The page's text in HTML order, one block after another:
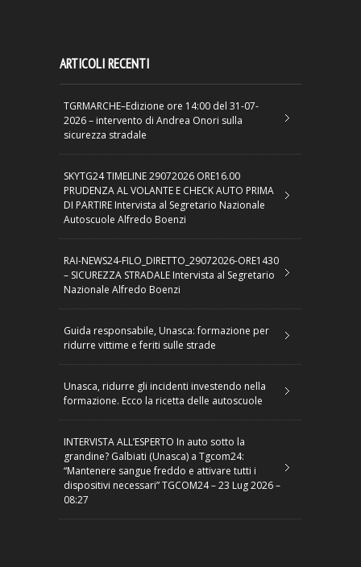
ARTICOLI RECENTI
TGRMARCHE–Edizione ore 14:00 del 31-07-
2026 – intervento di Andrea Onori sulla
sicurezza stradale
SKYTG24 TIMELINE 29072026 ORE16.00
PRUDENZA AL VOLANTE E CHECK AUTO PRIMA
DI PARTIRE Intervista al Segretario Nazionale
Autoscuole Alfredo Boenzi
RAI-NEWS24-FILO_DIRETTO_29072026-ORE1430
– SICUREZZA STRADALE Intervista al Segretario
Nazionale Alfredo Boenzi
Guida responsabile, Unasca: formazione per
ridurre vittime e feriti sulle strade
Unasca, ridurre gli incidenti investendo nella
formazione. Ecco la ricetta delle autoscuole
INTERVISTA ALL’ESPERTO In auto sotto la
grandine? Galbiati (Unasca) a Tgcom24:
“Mantenere sangue freddo e attivare tutti i
dispositivi necessari” TGCOM24 – 23 Lug 2026 –
08:27